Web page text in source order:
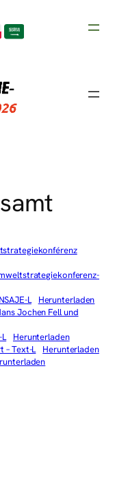
L
Herunterladen
Jochen Fell und
Herunterladen
– Text-L
Herunterladen